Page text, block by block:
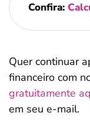
Confira:
Quer continuar
financeiro com
gratuitamente
em seu e-mail.